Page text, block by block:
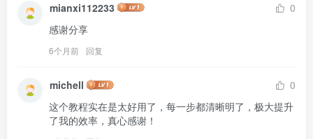
mianxi112233
0
感谢分享
6个月前 回复
michell
0
这个教程实在是太好用了，每一步都清晰明了，极大提升
了我的效率，真心感谢！